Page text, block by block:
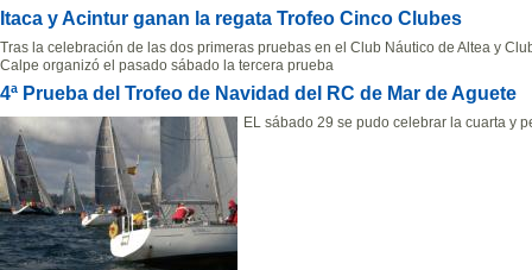
Itaca y Acintur ganan la regata Trofeo Cinco Clubes
Tras la celebración de las dos primeras pruebas en el Club Náutico de Altea y
Calpe organizó el pasado sábado la tercera prueba
4ª Prueba del Trofeo de Navidad del RC de Mar de Aguete
EL sábado 29 se pudo celebrar la cuarta y